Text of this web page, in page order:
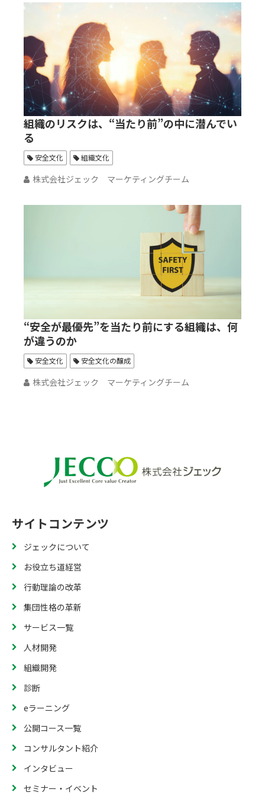
組織のリスクは、“当たり前”の中に潜んでい
る
安全文化 組織文化
株式会社ジェック マーケティングチーム
“安全が最優先”を当たり前にする組織は、何
が違うのか
安全文化 安全文化の醸成
株式会社ジェック マーケティングチーム
サイトコンテンツ
ジェックについて
お役立ち道経営
行動理論の改革
集団性格の革新
サービス一覧
人材開発
組織開発
診断
eラーニング
公開コース一覧
コンサルタント紹介
インタビュー
セミナー・イベント